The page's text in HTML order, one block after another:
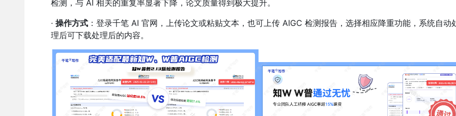
检测，与 AI 相关的重复率显著下降，论文质量得到极大提升。
· 操作方式 ：登录千笔 AI 官网，上传论文或粘贴文本，也可上传 AIGC 检测报告，选择相应降重功能，系统自动
理后可下载处理后的内容。